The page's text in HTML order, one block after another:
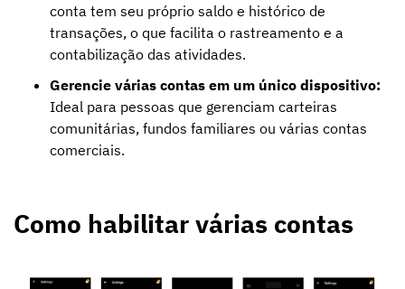
conta tem seu próprio saldo e histórico de
transações, o que facilita o rastreamento e a
contabilização das atividades.
Gerencie várias contas em um único dispositivo:
Ideal para pessoas que gerenciam carteiras
comunitárias, fundos familiares ou várias contas
comerciais.
Como habilitar várias contas